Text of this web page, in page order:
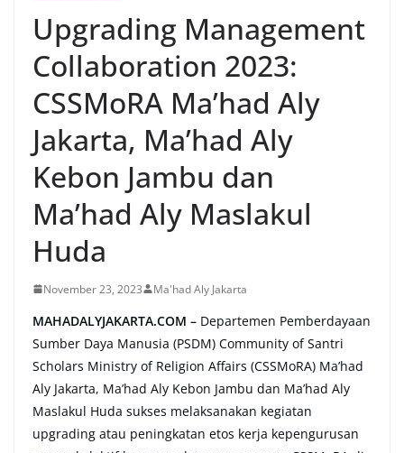
Upgrading Management
Collaboration 2023:
CSSMoRA Ma’had Aly
Jakarta, Ma’had Aly
Kebon Jambu dan
Ma’had Aly Maslakul
Huda
November 23, 2023 Ma'had Aly Jakarta
MAHADALYJAKARTA.COM – Departemen Pemberdayaan
Sumber Daya Manusia (PSDM) Community of Santri
Scholars Ministry of Religion Affairs (CSSMoRA) Ma’had
Aly Jakarta, Ma’had Aly Kebon Jambu dan Ma’had Aly
Maslakul Huda sukses melaksanakan kegiatan
upgrading atau peningkatan etos kerja kepengurusan